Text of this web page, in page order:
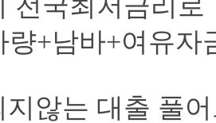
전국최저금리로
량+남바+여유
지않는 대출 풀